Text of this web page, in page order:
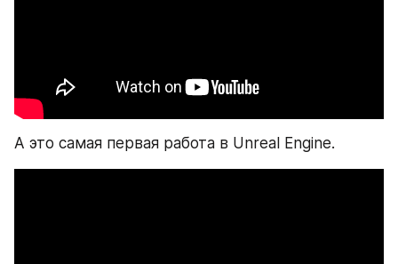
А это самая первая работа в Unreal Engine.